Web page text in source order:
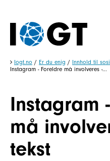
Iogt.no / Er du enig / Innhold til
Instagram - Foreldre må involveres -...
Instagram
må
tekst